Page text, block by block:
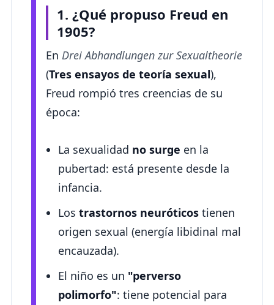
1. ¿Qué propuso Freud en
1905?
En Drei Abhandlungen zur Sexualtheorie
(Tres ensayos de teoría sexual),
Freud rompió tres creencias de su
época:
La sexualidad no surge en la
pubertad: está presente desde la
infancia.
Los trastornos neuróticos tienen
origen sexual (energía libidinal mal
encauzada).
El niño es un "perverso
polimorfo": tiene potencial para